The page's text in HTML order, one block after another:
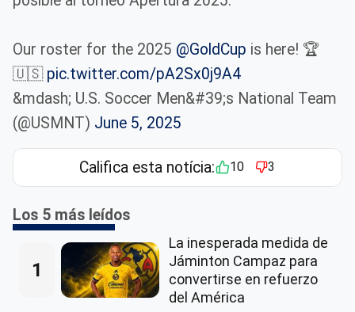
Our roster for the 2025 @GoldCup is here! 🏆
🇺🇸 pic.twitter.com/pA2Sx0j9A4
&mdash; U.S. Soccer Men&#39;s National Team
(@USMNT) June 5, 2025
Califica esta notícia: 10 3
Los 5 más leídos
1
La inesperada medida de
Jáminton Campaz para
convertirse en refuerzo
del América